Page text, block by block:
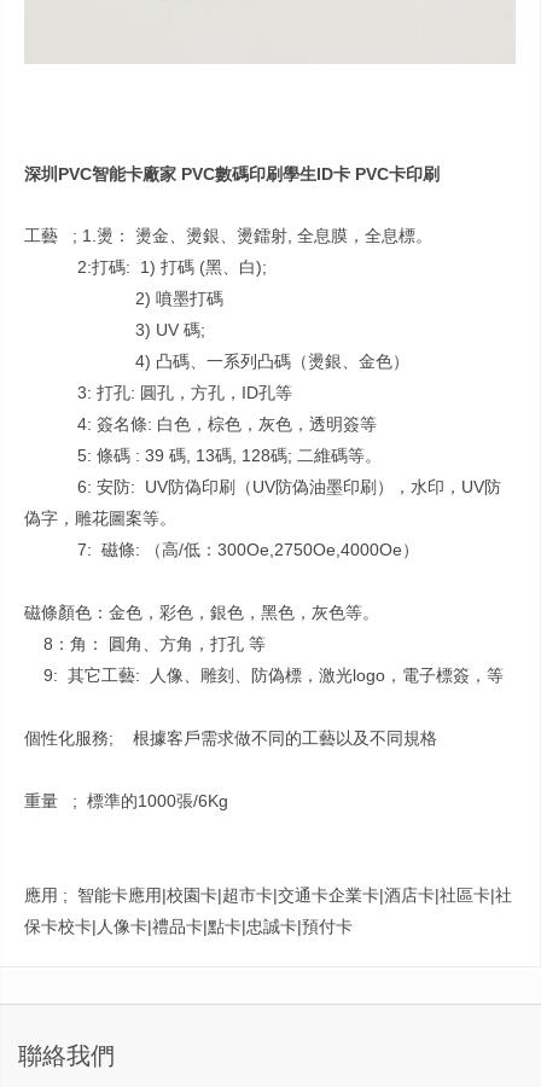
深圳PVC智能卡廠家 PVC數碼印刷學生ID卡 PVC卡印刷
工藝 ; 1.燙： 燙金、燙銀、燙鐳射, 全息膜，全息標。
2:打碼: 1) 打碼 (黑、白);
2) 噴墨打碼
3) UV 碼;
4) 凸碼、一系列凸碼（燙銀、金色）
3: 打孔: 圓孔，方孔，ID孔等
4: 簽名條: 白色，棕色，灰色，透明簽等
5: 條碼 : 39 碼, 13碼, 128碼; 二維碼等。
6: 安防: UV防偽印刷（UV防偽油墨印刷），水印，UV防
偽字，雕花圖案等。
7: 磁條: （高/低：300Oe,2750Oe,4000Oe）
磁條顏色：金色，彩色，銀色，黑色，灰色等。
8：角： 圓角、方角，打孔 等
9: 其它工藝: 人像、雕刻、防偽標，激光logo，電子標簽，等
個性化服務; 根據客戶需求做不同的工藝以及不同規格
重量 ; 標準的1000張/6Kg
應用 ; 智能卡應用|校園卡|超市卡|交通卡企業卡|酒店卡|社區卡|社
保卡校卡|人像卡|禮品卡|點卡|忠誠卡|預付卡
聯絡我們